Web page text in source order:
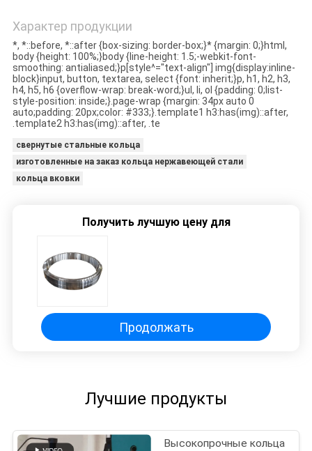
ЦИТАТУ
КАРТА
САЙТА
PRIVACY
POLICY
Характер продукции
*, *::before, *::after {box-sizing: border-box;}* {margin: 0;}html,
body {height: 100%;}body {line-height: 1.5;-webkit-font-
smoothing: antialiased;}p[style^="text-align"] img{display:inline-
block}input, button, textarea, select {font: inherit;}p, h1, h2, h3,
h4, h5, h6 {overflow-wrap: break-word;}ul, li, ol {padding: 0;list-
style-position: inside;}.page-wrap {margin: 34px auto 0
auto;padding: 20px;color: #333;}.template1 h3:has(img)::after,
.template2 h3:has(img)::after, .te
свернутые стальные кольца
изготовленные на заказ кольца нержавеющей стали
кольца вковки
Получить лучшую цену для
Продолжать
Лучшие продукты
Высокопрочные кольца